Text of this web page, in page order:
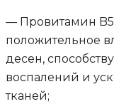
— Провитамин B5
положительное
десен,
воспалений и
тканей;